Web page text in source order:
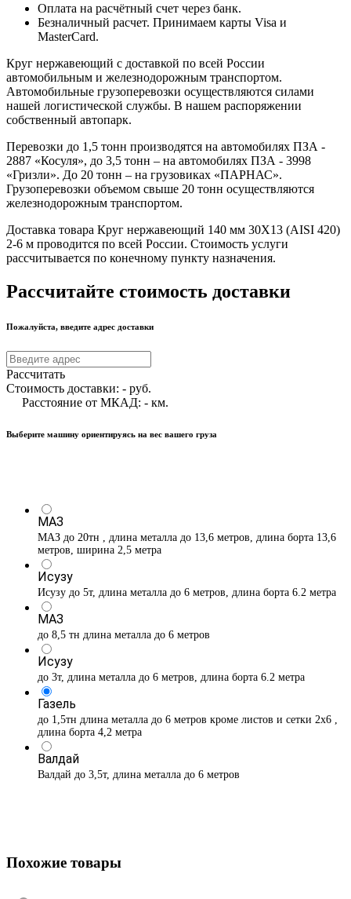
Оплата на расчётный счет через банк.
Безналичный расчет. Принимаем карты Visa и
MasterCard.
Круг нержавеющий с доставкой по всей России
автомобильным и железнодорожным транспортом.
Автомобильные грузоперевозки осуществляются силами
нашей логистической службы. В нашем распоряжении
собственный автопарк.
Перевозки до 1,5 тонн производятся на автомобилях ПЗА -
2887 «Косуля», до 3,5 тонн – на автомобилях ПЗА - 3998
«Гризли». До 20 тонн – на грузовиках «ПАРНАС».
Грузоперевозки объемом свыше 20 тонн осуществляются
железнодорожным транспортом.
Доставка товара Круг нержавеющий 140 мм 30Х13 (AISI 420)
2-6 м проводится по всей России. Стоимость услуги
рассчитывается по конечному пункту назначения.
Рассчитайте стоимость доставки
Пожалуйста, введите адрес доставки
Рассчитать
Стоимость доставки: - руб.
Расстояние от МКАД: - км.
Выберите машину ориентируясь на вес вашего груза
МАЗ
МАЗ до 20тн , длина металла до 13,6 метров, длина борта 13,6
метров, ширина 2,5 метра
Исузу
Исузу до 5т, длина металла до 6 метров, длина борта 6.2 метра
МАЗ
до 8,5 тн длина металла до 6 метров
Исузу
до 3т, длина металла до 6 метров, длина борта 6.2 метра
Газель
до 1,5тн длина металла до 6 метров кроме листов и сетки 2х6 ,
длина борта 4,2 метра
Валдай
Валдай до 3,5т, длина металла до 6 метров
Похожие товары